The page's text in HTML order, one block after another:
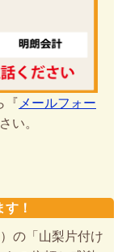
『 メールフォー
い。
！
の「山梨片付け